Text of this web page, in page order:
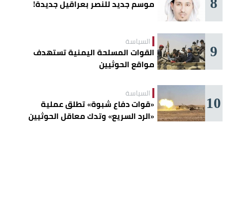
موسم جديد للنصر بعراقيل جديدة!
9 السياسة
القوات المسلحة اليمنية تستهدف
مواقع الحوثيين
10 السياسة
«قوات دفاع شبوة» تطلق عملية
«الرد السريع» وتدك معاقل الحوثيين